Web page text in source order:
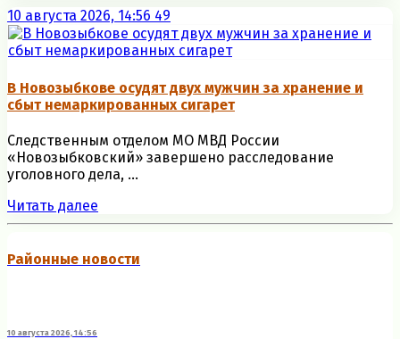
10 августа 2026, 14:56 49
В Новозыбкове осудят двух мужчин за хранение и
сбыт немаркированных сигарет
Следственным отделом МО МВД России
«Новозыбковский» завершено расследование
уголовного дела, ...
Читать далее
Районные новости
10 августа 2026, 14:56